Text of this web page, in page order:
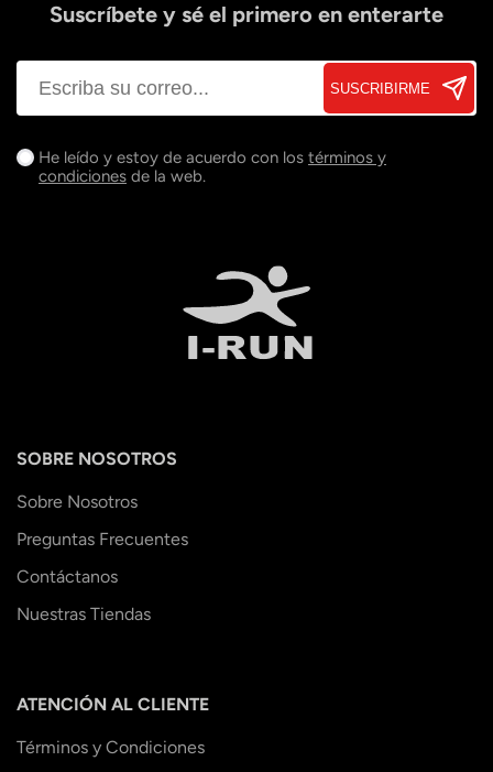
Suscríbete y sé el primero en enterarte
SUSCRIBIRME
He leído y estoy de acuerdo con los términos y
condiciones de la web.
SOBRE NOSOTROS
Sobre Nosotros
Preguntas Frecuentes
Contáctanos
Nuestras Tiendas
ATENCIÓN AL CLIENTE
Términos y Condiciones